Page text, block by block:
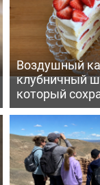
Воздушный
клубничный
который